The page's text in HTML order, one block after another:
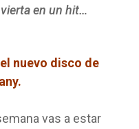
en un hit…
el nuevo disco de
.
vas a estar